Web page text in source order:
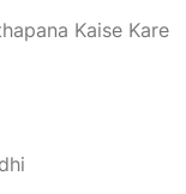
Kaise Kare